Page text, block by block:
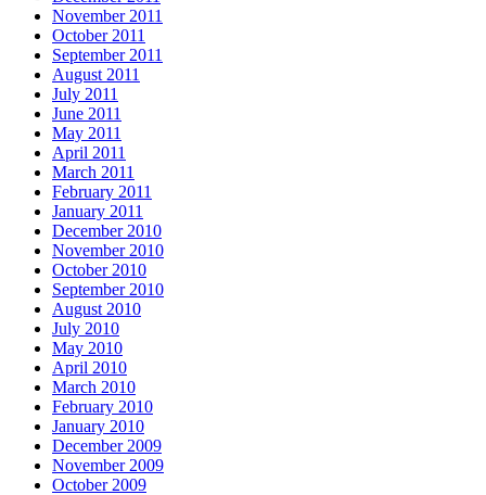
November 2011
October 2011
September 2011
August 2011
July 2011
June 2011
May 2011
April 2011
March 2011
February 2011
January 2011
December 2010
November 2010
October 2010
September 2010
August 2010
July 2010
May 2010
April 2010
March 2010
February 2010
January 2010
December 2009
November 2009
October 2009